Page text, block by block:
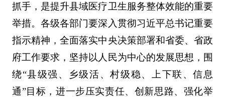
抓手，是提升县域医疗卫生服务整体效能的重要
举措。各级各部门要深入贯彻习近平总书记重要
指示精神，全面落实中央决策部署和省委、省政
府工作要求，坚持以人民为中心的发展思想，围
绕“县级强、乡级活、村级稳、上下联、信息
通”目标，进一步压实责任、创新思路、强化举